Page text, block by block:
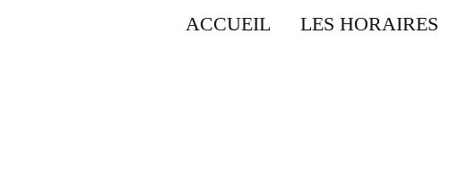
ACCUEIL LES HORAIRES